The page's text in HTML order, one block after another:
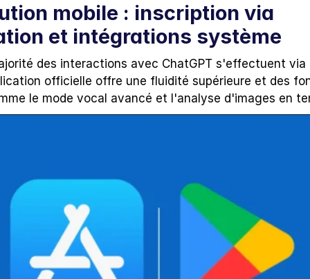
mobile : inscription via
et intégrations système
des interactions avec ChatGPT s'effectuent via
officielle offre une fluidité supérieure et des
le mode vocal avancé et l'analyse d'images en